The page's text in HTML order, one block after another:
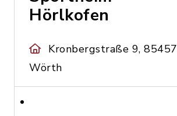
Hörlkofen
Kronbergstraße 9, 85457
Wörth